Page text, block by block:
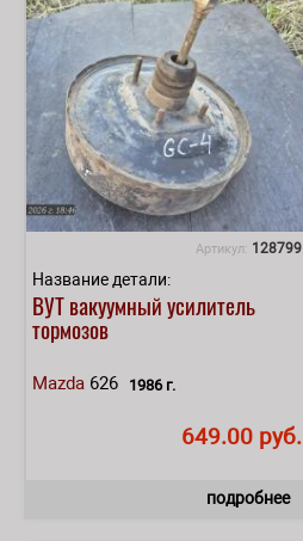
Артикул: 128799
Название детали:
ВУТ вакуумный усилитель
тормозов
Mazda 626 1986 г.
649.00 руб.
подробнее